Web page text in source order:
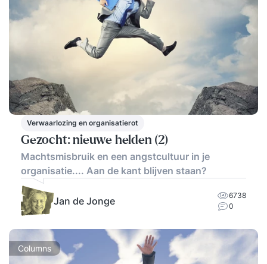
Verwaarlozing en organisatierot
Gezocht: nieuwe helden (2)
Machtsmisbruik en een angstcultuur in je
organisatie.... Aan de kant blijven staan?
Jan de Jonge
6738
0
Columns